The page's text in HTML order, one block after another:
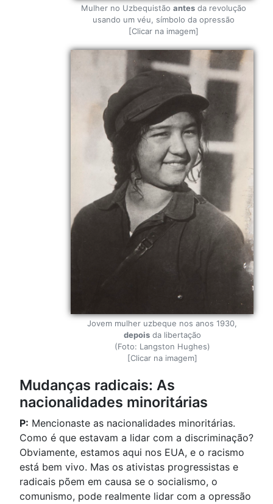
Mulher no Uzbequistão antes da revolução
usando um véu, símbolo da opressão
[Clicar na imagem]
Jovem mulher uzbeque nos anos 1930,
depoisda libertação
(Foto: Langston Hughes)
[Clicar na imagem]
Mudanças radicais: As
nacionalidades minoritárias
P: Mencionaste as nacionalidades minoritárias.
Como é que estavam a lidar com a discriminação?
Obviamente, estamos aqui nos EUA, e o racismo
está bem vivo. Mas os ativistas progressistas e
radicais põem em causa se o socialismo, o
comunismo, pode realmente lidar com a opressão